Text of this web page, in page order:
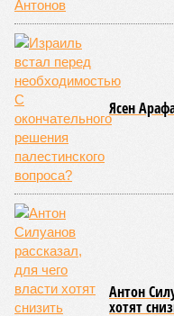
бюджет республики от
содержание. Дивиденды
выплачивались, вся
дороги», – добавил
И в самом деле.
вагоны, по первому чиху
повреждённые стихией,
республики 15 млрд
развитие местной
Из слов Белозёрова и
вывод о том, что ОАО
деловой активностью, а
инвестировало, а
зарабатывало само, а